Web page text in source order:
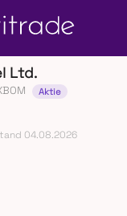
Ltd.
Aktie
04.08.2026